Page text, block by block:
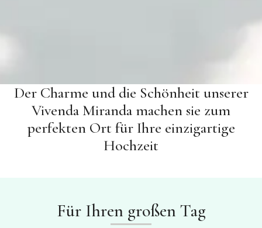
Der Charme und die Schönheit unserer
Vivenda Miranda machen sie zum
perfekten Ort für Ihre einzigartige
Hochzeit
Für Ihren großen Tag